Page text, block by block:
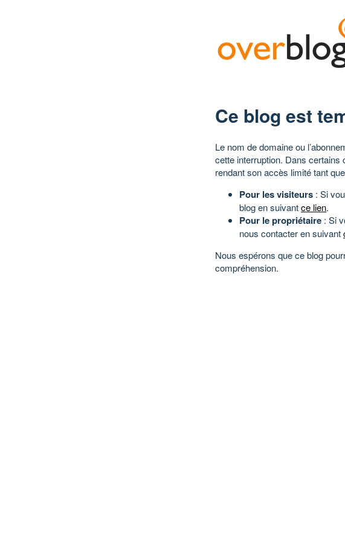
Ce blog est
Le nom de domaine ou
cette interruption. Dans certains
rendant son accès limité tant
Pour les visiteurs : Si
blog en suivantce lien.
Pour le propriétaire : Si
nous contacter en suivant
Nous espérons que ce blog
compréhension.